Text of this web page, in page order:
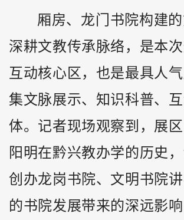
厢房、龙门书院构建的
深耕文教传承脉络，是本
互动核心区，也是最具人
集文脉展示、知识科普、
体。记者现场观察到，展
阳明在黔兴教办学的历史
创办龙岗书院、文明书院
的书院发展带来的深远影